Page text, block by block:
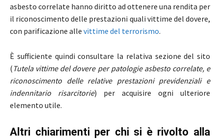
asbesto correlate hanno diritto ad ottenere una rendita per
il riconoscimento delle prestazioni quali vittime del dovere,
con parificazione alle vittime del terrorismo.
È sufficiente quindi consultare la relativa sezione del sito
( Tutela vittime del dovere per patologie asbesto correlate, e
riconoscimento delle relative prestazioni previdenziali e
indennitario risarcitorie) per acquisire ogni ulteriore
elemento utile.
Altri chiarimenti per chi si è rivolto alla